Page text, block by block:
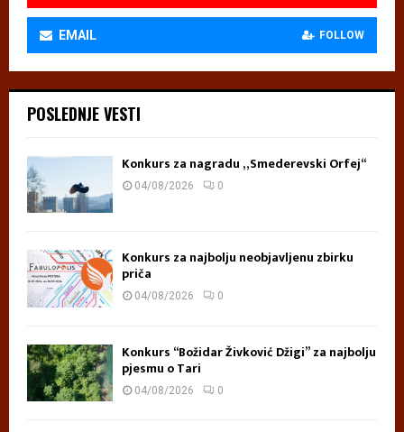
EMAIL FOLLOW
POSLEDNJE VESTI
Konkurs za nagradu „Smederevski Orfej“
04/08/2026 0
Konkurs za najbolju neobjavljenu zbirku
priča
04/08/2026 0
Konkurs “Božidar Živković Džigi” za najbolju
pjesmu o Tari
04/08/2026 0